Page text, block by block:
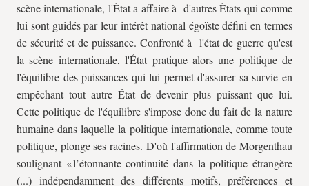
scène internationale, l'État a affaire à d'autres États qui comme
lui sont guidés par leur intérêt national égoïste défini en termes
de sécurité et de puissance. Confronté à l'état de guerre qu'est
la scène internationale, l'État pratique alors une politique de
l'équilibre des puissances qui lui permet d'assurer sa survie en
empêchant tout autre État de devenir plus puissant que lui.
Cette politique de l'équilibre s'impose donc du fait de la nature
humaine dans laquelle la politique internationale, comme toute
politique, plonge ses racines. D'où l'affirmation de Morgenthau
soulignant « l’étonnante continuité dans la politique étrangère
(...) indépendamment des différents motifs, préférences et